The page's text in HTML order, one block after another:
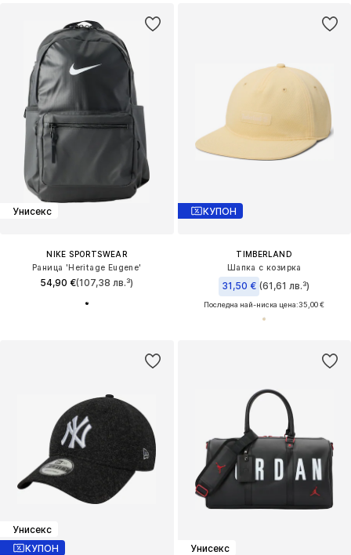
Унисекс
NIKE SPORTSWEAR
Раница 'Heritage Eugene'
54,90 €(107,38 лв.³)
КУПОН
TIMBERLAND
Шапка с козирка
31,50 € (61,61 лв.³)
Последна най-ниска цена:35,00 €
Унисекс
КУПОН
Унисекс